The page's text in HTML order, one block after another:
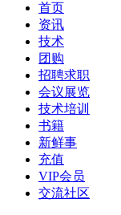
首页
资讯
技术
团购
招聘求职
会议展览
技术培训
书籍
新鲜事
充值
VIP会员
交流社区